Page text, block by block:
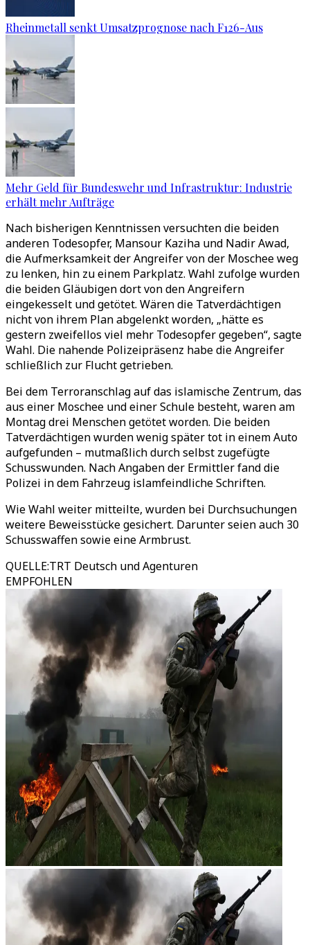
Rheinmetall senkt Umsatzprognose nach F126-Aus
Mehr Geld für Bundeswehr und Infrastruktur: Industrie
erhält mehr Aufträge
Nach bisherigen Kenntnissen versuchten die beiden
anderen Todesopfer, Mansour Kaziha und Nadir Awad,
die Aufmerksamkeit der Angreifer von der Moschee weg
zu lenken, hin zu einem Parkplatz. Wahl zufolge wurden
die beiden Gläubigen dort von den Angreifern
eingekesselt und getötet. Wären die Tatverdächtigen
nicht von ihrem Plan abgelenkt worden, „hätte es
gestern zweifellos viel mehr Todesopfer gegeben“, sagte
Wahl. Die nahende Polizeipräsenz habe die Angreifer
schließlich zur Flucht getrieben.
Bei dem Terroranschlag auf das islamische Zentrum, das
aus einer Moschee und einer Schule besteht, waren am
Montag drei Menschen getötet worden. Die beiden
Tatverdächtigen wurden wenig später tot in einem Auto
aufgefunden – mutmaßlich durch selbst zugefügte
Schusswunden. Nach Angaben der Ermittler fand die
Polizei in dem Fahrzeug islamfeindliche Schriften.
Wie Wahl weiter mitteilte, wurden bei Durchsuchungen
weitere Beweisstücke gesichert. Darunter seien auch 30
Schusswaffen sowie eine Armbrust.
QUELLE:TRT Deutsch und Agenturen
EMPFOHLEN